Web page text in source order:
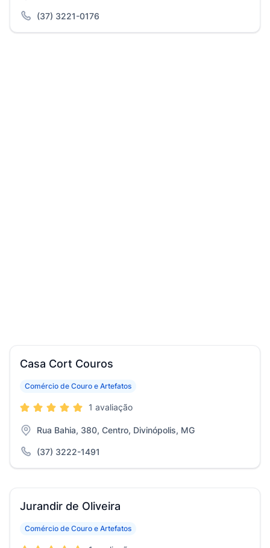
(37) 3221-0176
Casa Cort Couros
Comércio de Couro e Artefatos
1 avaliação
Rua Bahia, 380, Centro, Divinópolis, MG
(37) 3222-1491
Jurandir de Oliveira
Comércio de Couro e Artefatos